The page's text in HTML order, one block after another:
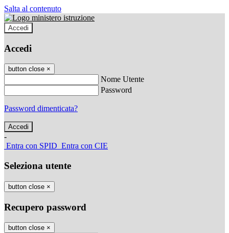
Salta al contenuto
Accedi
Accedi
button close ×
Nome Utente
Password
Password dimenticata?
-
Entra con SPID Entra con CIE
Seleziona utente
button close ×
Recupero password
button close ×